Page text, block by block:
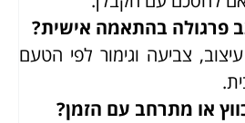
פרגולה בהתאמה אישית?
צביעה וגימור לפי הטעם
או מתרחב עם הזמן?